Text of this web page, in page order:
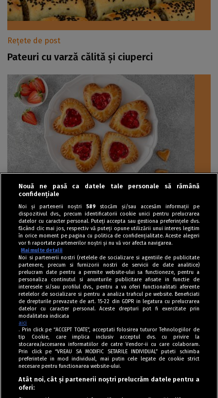
Rețete de post
Pateuri cu varză călită și ciuperci
Rețete pentru Valentine's Day / Dragobete și 1 Martie
Mini tarte inimioare din foietaj cu căpșuni
Tag index
Program Antena 1
Nouă ne pasă ca datele tale personale să rămână
confidențiale
Noi și partenerii noștri 589 stocăm și/sau accesăm informații pe
dispozitivul dvs., precum identificatorii cookie unici pentru prelucrarea
datelor cu caracter personal. Puteți accepta sau gestiona preferințele dvs.
făcând clic mai jos, respectiv vă puteți opune utilizării unui interes legitim
în orice moment pe pagina cu politica de confidențialitate. Aceste alegeri
vor fi raportate partenerilor noștri și nu vă vor afecta navigarea.
Mai multe detalii
Noi si partenerii nostri (retelele de socializare si agentiile de publicitate
partenere, precum si furnizorii nostri de servicii de date analitice)
prelucram date pentru a permite website-ului sa functioneze, pentru a
personaliza continutul si anunturile publicitare afisate in functie de
interesele si/sau profilul dvs., pentru a va oferi functionalitati aferente
retelelor de socializare si pentru a analiza traficul pe website. Beneficiati
de drepturile prevazute de art. 15-22 din GDPR in legatura cu prelucrarea
datelor cu caracter personal. Aceste drepturi pot fi exercitate prin
modalitatea indicata
aici
. Prin click pe “ACCEPT TOATE”, acceptati folosirea tuturor Tehnologiilor de
tip Cookie, care implica inclusiv acceptul dvs. cu privire la
stocarea/accesarea informatiilor de catre Vendor-ii cu care colaboram.
Prin click pe “VREAU SA MODIFIC SETARILE INDIVIDUAL” puteti schimba
preferintele in mod individual, mai putin cele legate de cookie strict
necesare pentru functionarea website-ului.
Atât noi, cât și partenerii noștri prelucrăm datele pentru a
oferi: